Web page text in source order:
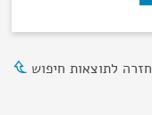
חזרה לתוצאות חיפוש